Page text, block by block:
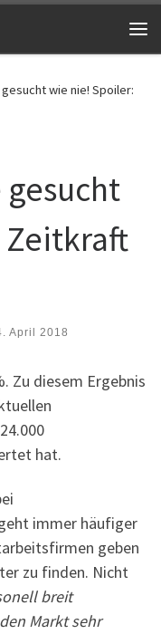
wie nie! Spoiler:
gesucht
April 2018
Zu diesem Ergebnis
hat.
immer häufiger
geben
zu finden. Nicht
breit
Markt sehr